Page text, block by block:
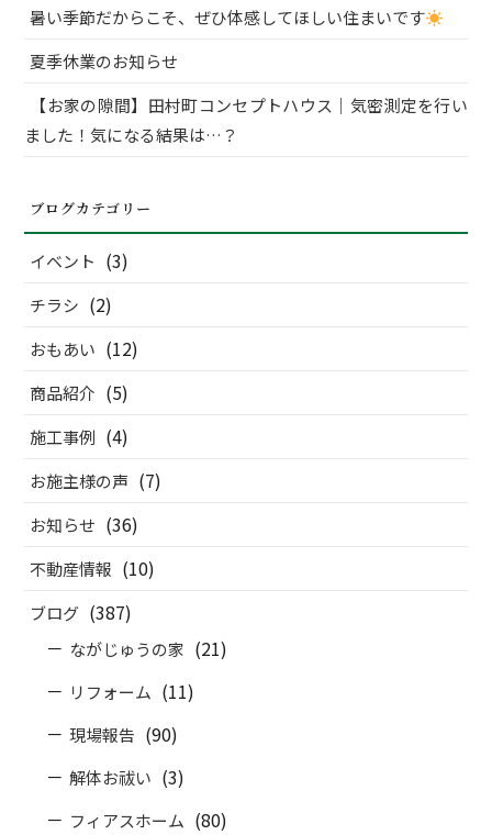
暑い季節だからこそ、ぜひ体感してほしい住まいです
夏季休業のお知らせ
【お家の隙間】田村町コンセプトハウス｜気密測定を行い
ました！気になる結果は…？
ブログカテゴリー
イベント (3)
チラシ (2)
おもあい (12)
商品紹介 (5)
施工事例 (4)
お施主様の声 (7)
お知らせ (36)
不動産情報 (10)
ブログ (387)
ながじゅうの家 (21)
リフォーム (11)
現場報告 (90)
解体お祓い (3)
フィアスホーム (80)